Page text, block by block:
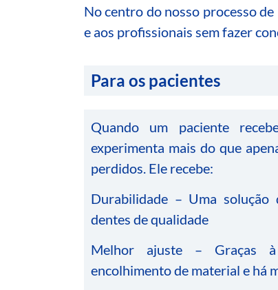
No centro do nosso processo
e aos profissionais sem fazer
Para os pacientes
Quando um paciente
experimenta mais do que
perdidos. Ele recebe:
Durabilidade – Uma
dentes de qualidade
Melhor ajuste – Graças
encolhimento de material e há